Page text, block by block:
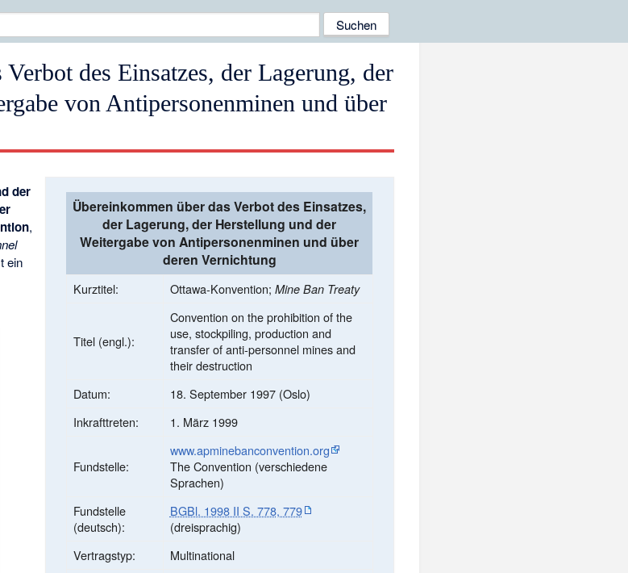
des Einsatzes, der Lagerung, der
von Antipersonenminen und über
Übereinkommen über das Verbot des Einsatzes,
der Lagerung, der Herstellung und der
Weitergabe von Antipersonenminen und über
deren Vernichtung
Kurztitel: Ottawa-Konvention; Mine Ban Treaty
Titel (engl.):
Convention on the prohibition of the
use, stockpiling, production and
transfer of anti-personnel mines and
their destruction
Datum:
18. September 1997 (Oslo)
Inkrafttreten:
1. März 1999
Fundstelle:
www.apminebanconvention.org
The Convention (verschiedene
Sprachen)
Fundstelle
(deutsch):
BGBl. 1998 II S. 778, 779
(dreisprachig)
Vertragstyp:
Multinational
der
,
ein